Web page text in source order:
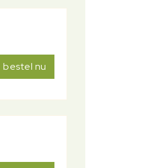
bestel nu